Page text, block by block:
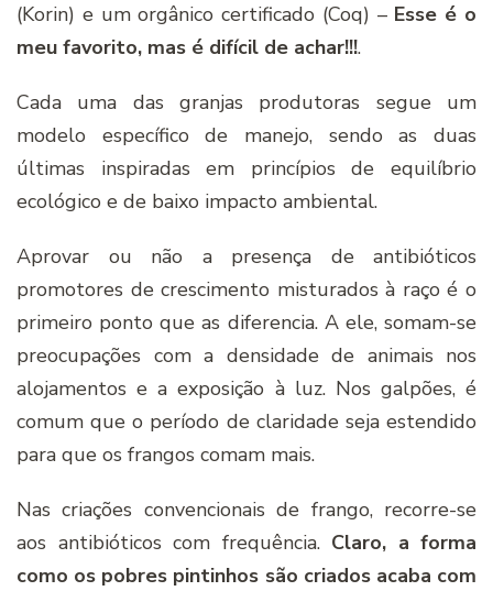
(Korin) e um orgânico certificado (Coq) – Esse é o
meu favorito, mas é difícil de achar!!!.
Cada uma das granjas produtoras segue um
modelo específico de manejo, sendo as duas
últimas inspiradas em princípios de equilíbrio
ecológico e de baixo impacto ambiental.
Aprovar ou não a presença de antibióticos
promotores de crescimento misturados à raço é o
primeiro ponto que as diferencia. A ele, somam-se
preocupações com a densidade de animais nos
alojamentos e a exposição à luz. Nos galpões, é
comum que o período de claridade seja estendido
para que os frangos comam mais.
Nas criações convencionais de frango, recorre-se
aos antibióticos com frequência. Claro, a forma
como os pobres pintinhos são criados acaba com